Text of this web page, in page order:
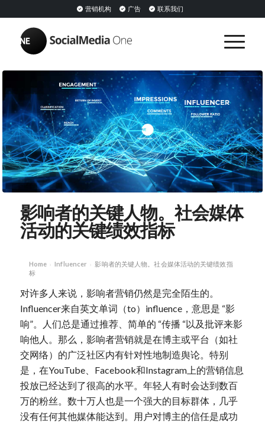
营销机构 广告 联系我们
影响者的关键人物。社会媒体
活动的关键绩效指标
Home › Influencer › 影响者的关键人物。社会媒体活动的关键绩效指
标
对许多人来说，影响者营销仍然是完全陌生的。
Influencer来自英文单词（to）influence，意思是 “影
响”。人们总是通过推荐、简单的 “传播 “以及批评来影
响他人。那么， 影响者营销就是在博主或平台（如社
交网络）的广泛社区内有针对性地制造舆论。特别
是，在YouTube、Facebook和Instagram上的营销信息
投放已经达到了很高的水平。年轻人有时会达到数百
万的粉丝。数十万人也是一个强大的目标群体，几乎
没有任何其他媒体能达到。用户对博主的信任是成功